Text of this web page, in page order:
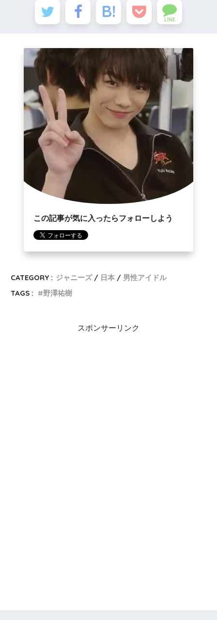
LINE
この記事が気に入ったらフォローしよう
CATEGORY : ジャニーズ 日本
男性アイドル
TAGS :
野澤祐樹
スポンサーリンク